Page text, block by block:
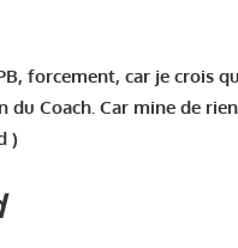
forcement, car je crois
du Coach. Car mine de
)